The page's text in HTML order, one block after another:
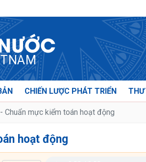
CHIẾN LƯỢC PHÁT TRIỂN
Chuẩn mực kiểm toán hoạt động
hoạt động